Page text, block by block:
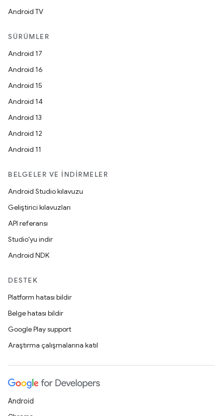
Android TV
SÜRÜMLER
Android 17
Android 16
Android 15
Android 14
Android 13
Android 12
Android 11
BELGELER VE İNDIRMELER
Android Studio kılavuzu
Geliştirici kılavuzları
API referansı
Studio'yu indir
Android NDK
DESTEK
Platform hatası bildir
Belge hatası bildir
Google Play support
Araştırma çalışmalarına katıl
Android